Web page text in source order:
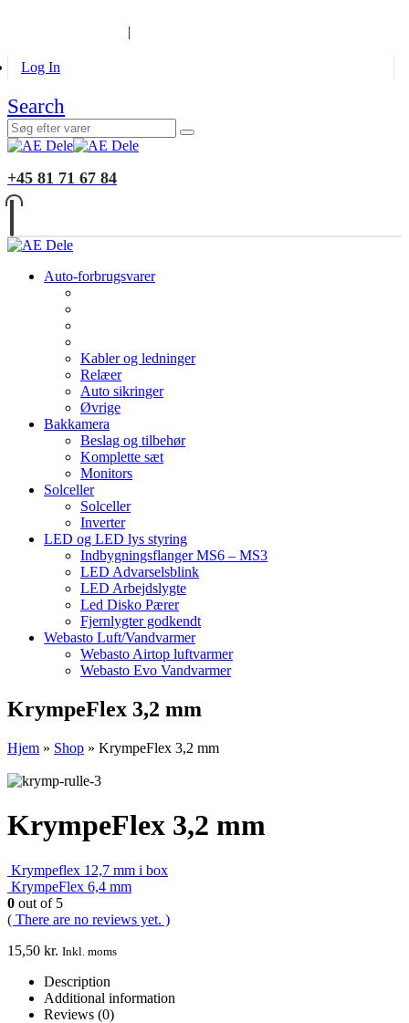
|
Log In
Search
+45 81 71 67 84
Auto-forbrugsvarer
Kabler og ledninger
Relæer
Auto sikringer
Øvrige
Bakkamera
Beslag og tilbehør
Komplette sæt
Monitors
Solceller
Solceller
Inverter
LED og LED lys styring
Indbygningsflanger MS6 – MS3
LED Advarselsblink
LED Arbejdslygte
Led Disko Pærer
Fjernlygter godkendt
Webasto Luft/Vandvarmer
Webasto Airtop luftvarmer
Webasto Evo Vandvarmer
KrympeFlex 3,2 mm
Hjem » Shop » KrympeFlex 3,2 mm
KrympeFlex 3,2 mm
Krympeflex 12,7 mm i box
KrympeFlex 6,4 mm
0 out of 5
( There are no reviews yet. )
15,50 kr. Inkl. moms
Description
Additional information
Reviews (0)